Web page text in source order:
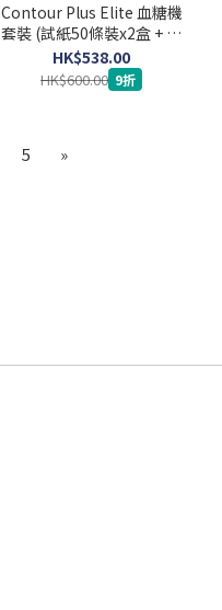
Contour Plus Elite 血糖機
套裝 (試紙50條裝x2盒 + 採
血針100支)
HK$538.00
HK$600.00 9折
5 »